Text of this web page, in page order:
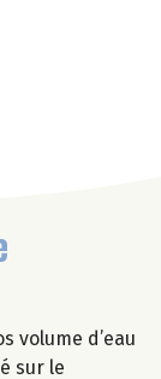
volume d’eau
sur le